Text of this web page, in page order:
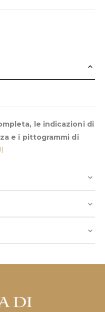
le indicazioni di
e i pittogrammi di